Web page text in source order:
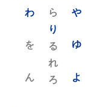
や
ゆ
よ
ら
り
る
れ
ろ
わ
を
ん